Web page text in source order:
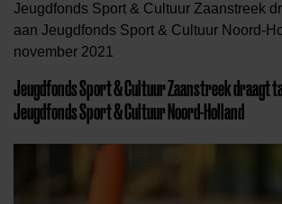
Jeugdfonds Sport & Cultuur Zaanstreek
aan Jeugdfonds Sport & Cultuur Noord-
november 2021
Jeugdfonds Sport & Cultuur Zaanstreek draagt
Jeugdfonds Sport & Cultuur Noord-Holland